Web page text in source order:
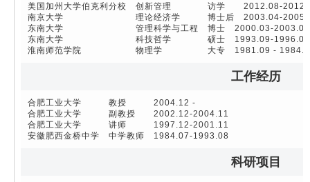
美国加州大学伯克利分校 创新管理 访学 2012.08-
南京大学 理论经济学 博士后 2003.04-
东南大学 管理科学与工程 博士 2000.03-
东南大学 科技哲学 硕士 1993.09-
淮南师范学院 物理学 大专 1981.09 -
工作经历
合肥工业大学 教授 2004.12 -
合肥工业大学 副教授 2002.12-2004.11
合肥工业大学 讲师 1997.12-2001.11
安徽肥西金桥中学 中学教师 1984.07-1993.08
科研项目